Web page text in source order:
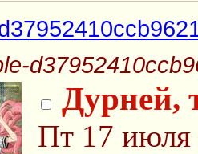
Дурней,
Пт 17 июля